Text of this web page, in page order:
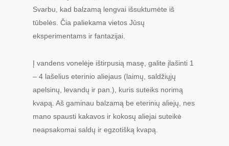
Svarbu, kad balzamą lengvai išsuktumėte iš
tūbelės. Čia paliekama vietos Jūsų
eksperimentams ir fantazijai.
Į vandens vonelėje ištirpusią masę, galite įlašinti 1
– 4 lašelius eterinio aliejaus (laimų, saldžiųjų
apelsinų, levandų ir pan.), kuris suteiks norimą
kvapą. Aš gaminau balzamą be eterinių aliejų, nes
mano spausti kakavos ir kokosų aliejai suteikė
neapsakomai saldų ir egzotišką kvapą.